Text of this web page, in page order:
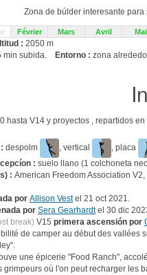
Zona de búlder interesante para
Février Mars Avril Mai
: 2050 m
min subida. Entorno : zona
hasta V14 y proyectos , repartidos
despolm , vertical , placa
: suelo llano (1 colchoneta
: American Freedom Association
por Allison Vestel 21 oct 2021.
por Sera Gearhardtel 30 dic
break) V15 primera ascensión por
de camper au début des vallées
une épicerie "Food Ranch",
grimpeurs où l'on peut recharger les